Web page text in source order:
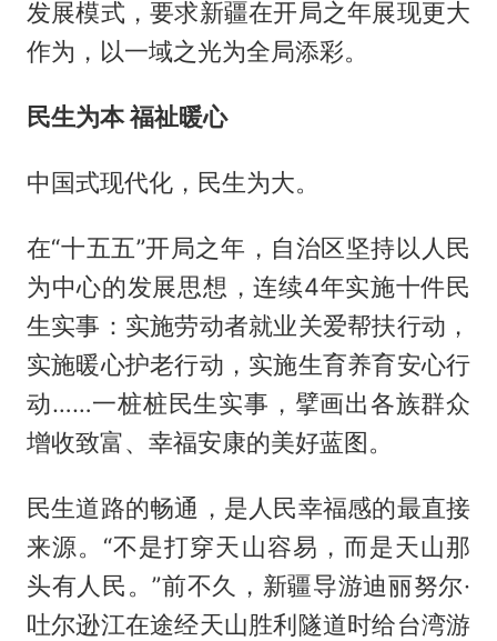
发展模式，要求新疆在开局之年展现更大
作为，以一域之光为全局添彩。
民生为本 福祉暖心
中国式现代化，民生为大。
在“十五五”开局之年，自治区坚持以人民
为中心的发展思想，连续4年实施十件民
生实事：实施劳动者就业关爱帮扶行动，
实施暖心护老行动，实施生育养育安心行
动……一桩桩民生实事，擘画出各族群众
增收致富、幸福安康的美好蓝图。
民生道路的畅通，是人民幸福感的最直接
来源。“不是打穿天山容易，而是天山那
头有人民。”前不久，新疆导游迪丽努尔·
吐尔逊江在途经天山胜利隧道时给台湾游